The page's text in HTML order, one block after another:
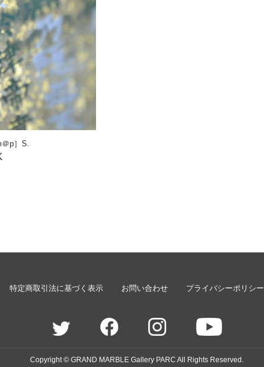
p］S.
特定商取引法に基づく表示 お問い合わせ プライバシーポリシー
Copyright © GRAND MARBLE Gallery PARC All Rights Reserved.